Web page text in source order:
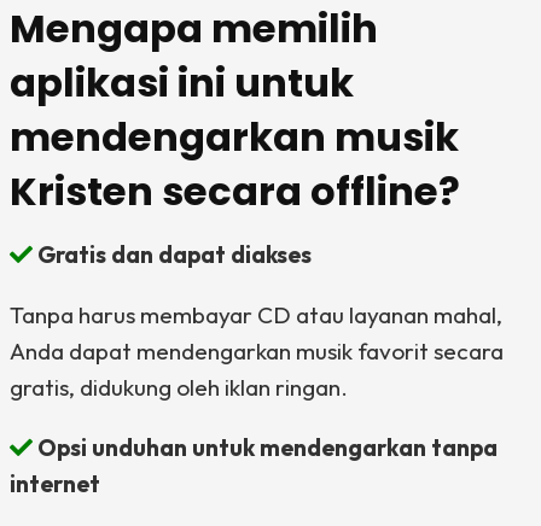
Mengapa memilih
aplikasi ini untuk
mendengarkan musik
Kristen secara offline?
Gratis dan dapat diakses
Tanpa harus membayar CD atau layanan mahal,
Anda dapat mendengarkan musik favorit secara
gratis, didukung oleh iklan ringan.
Opsi unduhan untuk mendengarkan tanpa
internet